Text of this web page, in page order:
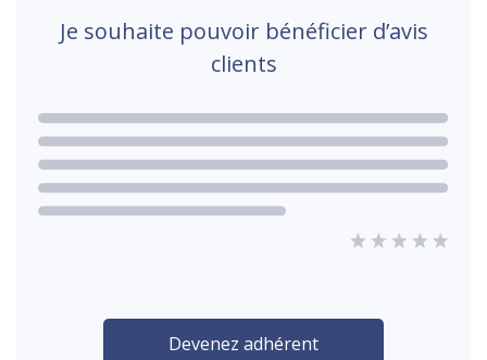
Je souhaite pouvoir bénéficier d’avis
clients
Devenez adhérent